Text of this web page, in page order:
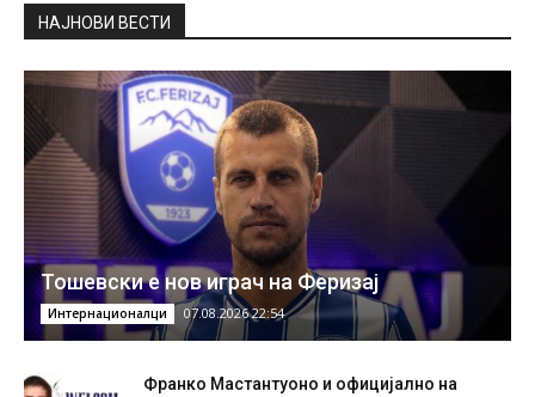
НAЈНОВИ ВЕСТИ
Тошевски е нов играч на Феризај
Интернационалци 07.08.2026 22:54
Франко Мастантуоно и официјално на